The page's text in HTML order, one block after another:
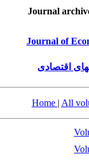
Journal
Journal of
اقتصادی
Home | All